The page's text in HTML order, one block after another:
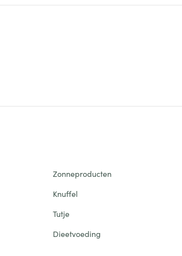
Zonneproducten
Knuffel
Tutje
Dieetvoeding